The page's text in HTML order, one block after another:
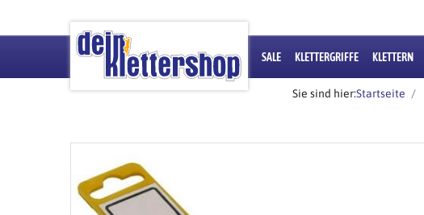
SALE KLETTERGRIFFE KLETTERN
Sie sind hier:Startseite